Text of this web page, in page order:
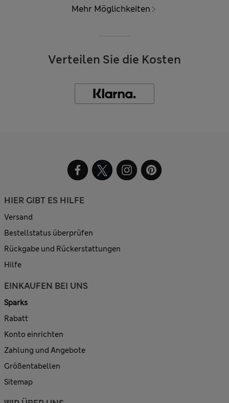
Mehr Möglichkeiten
Verteilen Sie die Kosten
HIER GIBT ES HILFE
Versand
Bestellstatus überprüfen
Rückgabe und Rückerstattungen
Hilfe
EINKAUFEN BEI UNS
Sparks
Rabatt
Konto einrichten
Zahlung und Angebote
Größentabellen
Sitemap